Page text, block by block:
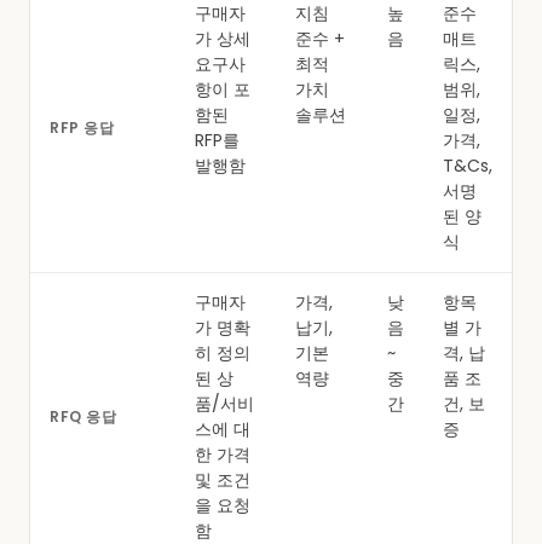
RFP 응답
구매자
가 상세
요구사
항이 포
함된
RFP를
발행함
지침
준수 +
최적
가치
솔루션
높
음
준수
매트
릭스,
범위,
일정,
가격,
T&Cs,
서명
된 양
식
RFQ 응답
구매자
가 명확
히 정의
된 상
품/서비
스에 대
한 가격
및 조건
을 요청
함
가격,
납기,
기본
역량
낮
음
~
중
간
항목
별 가
격, 납
품 조
건, 보
증